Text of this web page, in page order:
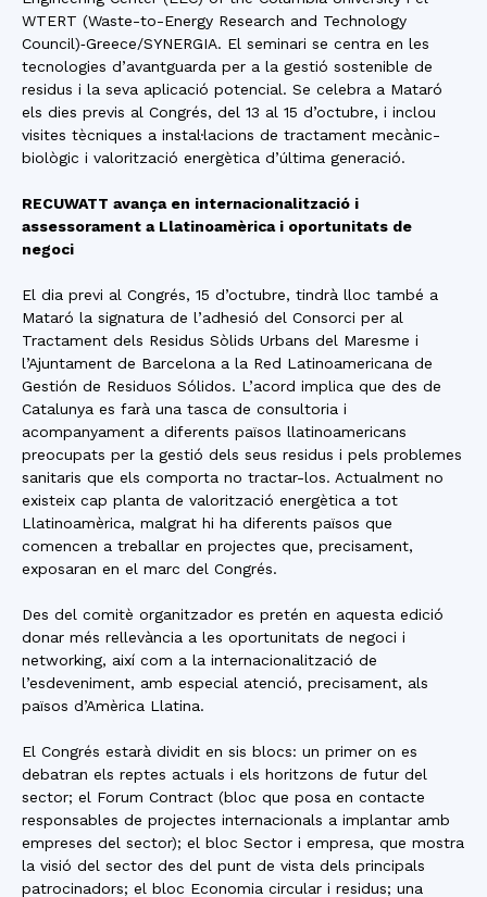
WTERT (Waste-to-Energy Research and Technology
Council)‑Greece/SYNERGIA. El seminari se centra en les
tecnologies d’avantguarda per a la gestió sostenible de
residus i la seva aplicació potencial. Se celebra a Mataró
els dies previs al Congrés, del 13 al 15 d’octubre, i inclou
visites tècniques a instal·lacions de tractament mecànic-
biològic i valorització energètica d’última generació.
RECUWATT avança en internacionalització i
assessorament a Llatinoamèrica i oportunitats de
negoci
El dia previ al Congrés, 15 d’octubre, tindrà lloc també a
Mataró la signatura de l’adhesió del Consorci per al
Tractament dels Residus Sòlids Urbans del Maresme i
l’Ajuntament de Barcelona a la Red Latinoamericana de
Gestión de Residuos Sólidos. L’acord implica que des de
Catalunya es farà una tasca de consultoria i
acompanyament a diferents països llatinoamericans
preocupats per la gestió dels seus residus i pels problemes
sanitaris que els comporta no tractar-los. Actualment no
existeix cap planta de valorització energètica a tot
Llatinoamèrica, malgrat hi ha diferents països que
comencen a treballar en projectes que, precisament,
exposaran en el marc del Congrés.
Des del comitè organitzador es pretén en aquesta edició
donar més rellevància a les oportunitats de negoci i
networking, així com a la internacionalització de
l’esdeveniment, amb especial atenció, precisament, als
països d’Amèrica Llatina.
El Congrés estarà dividit en sis blocs: un primer on es
debatran els reptes actuals i els horitzons de futur del
sector; el Forum Contract (bloc que posa en contacte
responsables de projectes internacionals a implantar amb
empreses del sector); el bloc Sector i empresa, que mostra
la visió del sector des del punt de vista dels principals
patrocinadors; el bloc Economia circular i residus; una